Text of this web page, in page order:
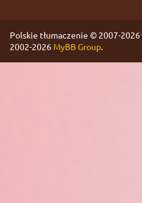
Polskie tłumaczenie © 2007-2026
2002-2026 MyBB Group.